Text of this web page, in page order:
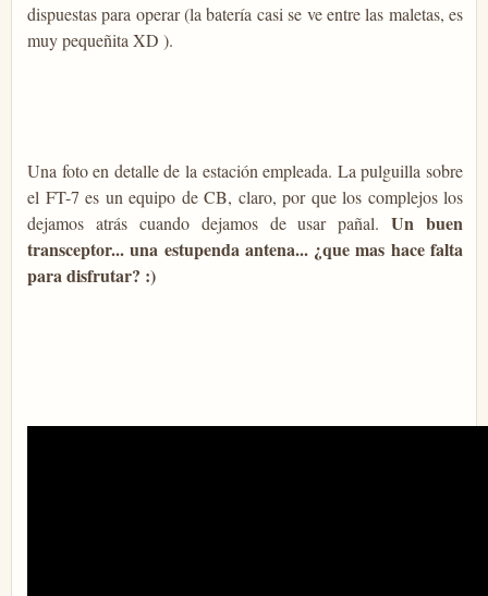
dispuestas para operar (la batería casi se ve entre las maletas, es
muy pequeñita XD ).
Una foto en detalle de la estación empleada. La pulguilla sobre
el FT-7 es un equipo de CB, claro, por que los complejos los
dejamos atrás cuando dejamos de usar pañal.Un buen
transceptor... una estupenda antena... ¿que mas hace falta
para disfrutar? :)